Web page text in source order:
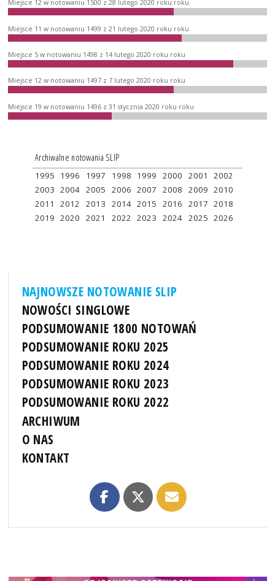
Miejsce 12 w notowaniu 1500 z 28 lutego 2020 roku roku
Miejsce 11 w notowaniu 1499 z 21 lutego 2020 roku roku
Miejsce 5 w notowaniu 1498 z 14 lutego 2020 roku roku
Miejsce 12 w notowaniu 1497 z 7 lutego 2020 roku roku
Miejsce 19 w notowaniu 1496 z 31 stycznia 2020 roku roku
Archiwalne notowania SLIP
1995 1996 1997 1998 1999 2000 2001
2002
2003 2004 2005 2006 2007 2008 2009 2010
2011
2012 2013 2014 2015 2016 2017 2018
2019 2020 2021 2022 2023 2024 2025 2026
NAJNOWSZE NOTOWANIE SLIP
NOWOŚCI SINGLOWE
PODSUMOWANIE 1800 NOTOWAŃ
PODSUMOWANIE ROKU 2025
PODSUMOWANIE ROKU 2024
PODSUMOWANIE ROKU 2023
PODSUMOWANIE ROKU 2022
ARCHIWUM
O NAS
KONTAKT